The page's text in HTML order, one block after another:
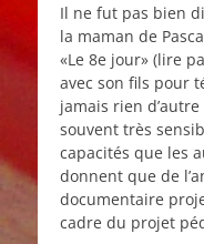
Il ne fut pas bien
la maman de
«Le 8e jour» (lire
avec son fils pour
jamais rien
souvent très
capacités que les
donnent que de
documentaire
cadre du projet